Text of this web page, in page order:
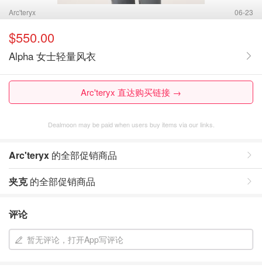
Arc'teryx 06-23
$550.00
Alpha 女士轻量风衣
Arc'teryx 直达购买链接 →
Dealmoon may be paid when users buy items via our links.
Arc'teryx 的全部促销商品
夹克的全部促销商品
评论
暂无评论，打开App写评论